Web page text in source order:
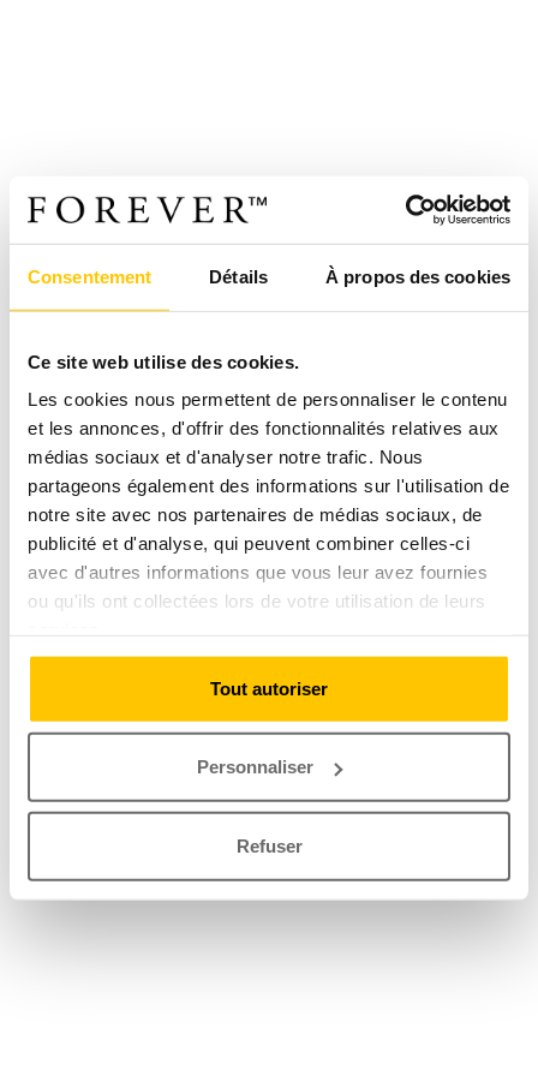
Consentement Détails À propos des cookies
Ce site web utilise des cookies.
Les cookies nous permettent de personnaliser le contenu
et les annonces, d'offrir des fonctionnalités relatives aux
médias sociaux et d'analyser notre trafic. Nous
partageons également des informations sur l'utilisation de
notre site avec nos partenaires de médias sociaux, de
publicité et d'analyse, qui peuvent combiner celles-ci
avec d'autres informations que vous leur avez fournies
ou qu'ils ont collectées lors de votre utilisation de leurs
Tout autoriser
Personnaliser
Refuser